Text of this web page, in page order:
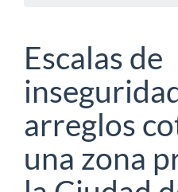
Escalas de
arreglos
una zona